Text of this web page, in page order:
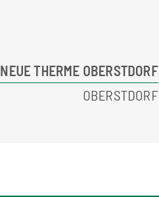
NEUE THERME OBERSTDORF
OBERSTDORF